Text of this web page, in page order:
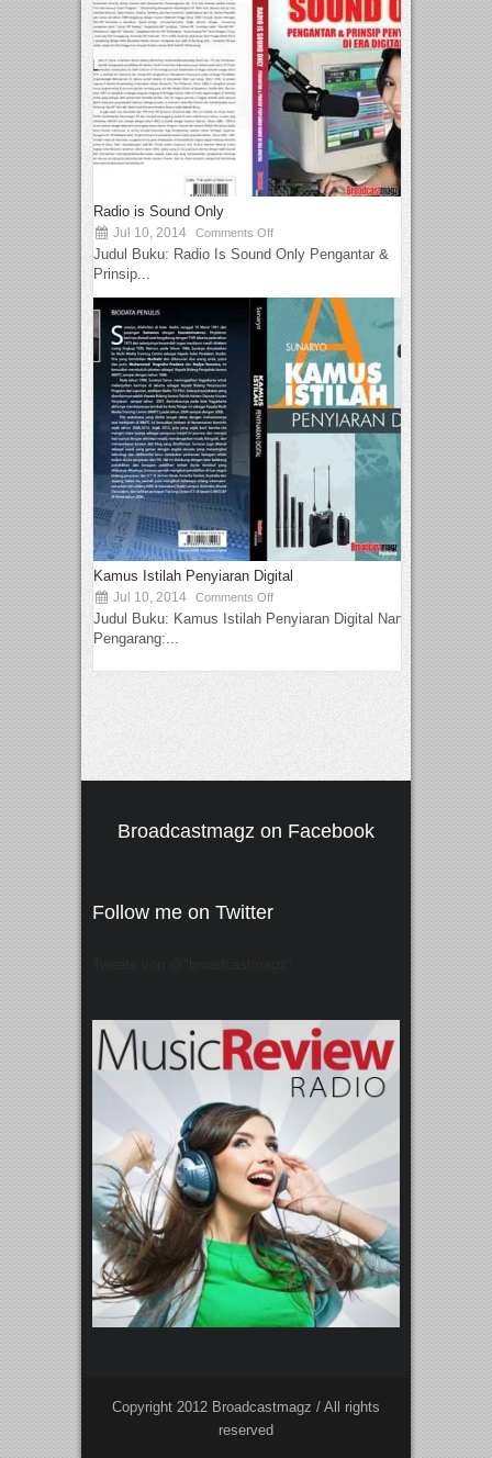
Radio is Sound Only
Jul 10, 2014 Comments Off
Judul Buku: Radio Is Sound Only Pengantar &
Prinsip...
Kamus Istilah Penyiaran Digital
Jul 10, 2014 Comments Off
Judul Buku: Kamus Istilah Penyiaran Digital Nama
Pengarang:...
Broadcastmagz on Facebook
Follow me on Twitter
Copyright 2012 Broadcastmagz / All rights
reserved